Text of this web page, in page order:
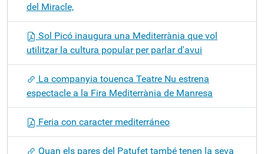
del Miracle,
Sol Picó inaugura una Mediterrània que vol
utilitzar la cultura popular per parlar d'avui
La companyia touenca Teatre Nu estrena
espectacle a la Fira Mediterrània de Manresa
Feria con caracter mediterráneo
Quan els pares del Patufet també tenen la seva